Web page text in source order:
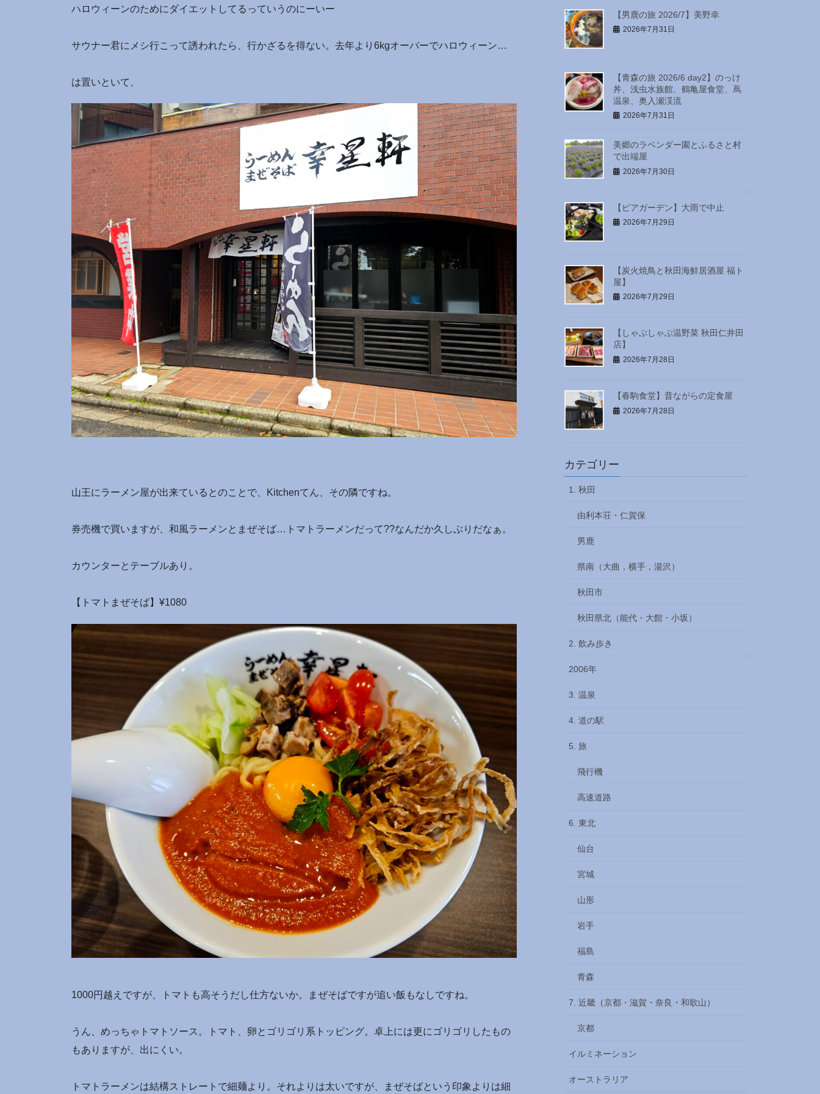
ハロウィーンのためにダイエットしてるっていうのにーいー
サウナー君にメシ行こって誘われたら、行かざるを得ない。去年より6kgオーバーでハロウィーン…
は置いといて、
山王にラーメン屋が出来ているとのことで、Kitchenてん、その隣ですね。
券売機で買いますが、和風ラーメンとまぜそば…トマトラーメンだって??なんだか久しぶりだなぁ。
カウンターとテーブルあり。
【トマトまぜそば】¥1080
1000円越えですが、トマトも高そうだし仕方ないか。まぜそばですが追い飯もなしですね。
うん、めっちゃトマトソース。トマト、卵とゴリゴリ系トッピング。卓上には更にゴリゴリしたもの
もありますが、出にくい。
トマトラーメンは結構ストレートで細麺より。それよりは太いですが、まぜそばという印象よりは細
【男鹿の旅 2026/7】美野幸
2026年7月31日
【青森の旅 2026/6 day2】のっけ
丼、浅虫水族館、鶴亀屋食堂、蔦
温泉、奥入瀬渓流
2026年7月31日
美郷のラベンダー園とふるさと村
で出端屋
2026年7月30日
【ビアガーデン】大雨で中止
2026年7月29日
【炭火焼鳥と秋田海鮮居酒屋 福ト
屋】
2026年7月29日
【しゃぶしゃぶ温野菜 秋田仁井田
店】
2026年7月28日
【春駒食堂】昔ながらの定食屋
2026年7月28日
カテゴリー
1. 秋田
由利本荘・仁賀保
男鹿
県南（大曲，横手，湯沢）
秋田市
秋田県北（能代・大館・小坂）
2. 飲み歩き
2006年
3. 温泉
4. 道の駅
5. 旅
飛行機
高速道路
6. 東北
仙台
宮城
山形
岩手
福島
青森
7. 近畿（京都・滋賀・奈良・和歌山）
京都
イルミネーション
オーストラリア